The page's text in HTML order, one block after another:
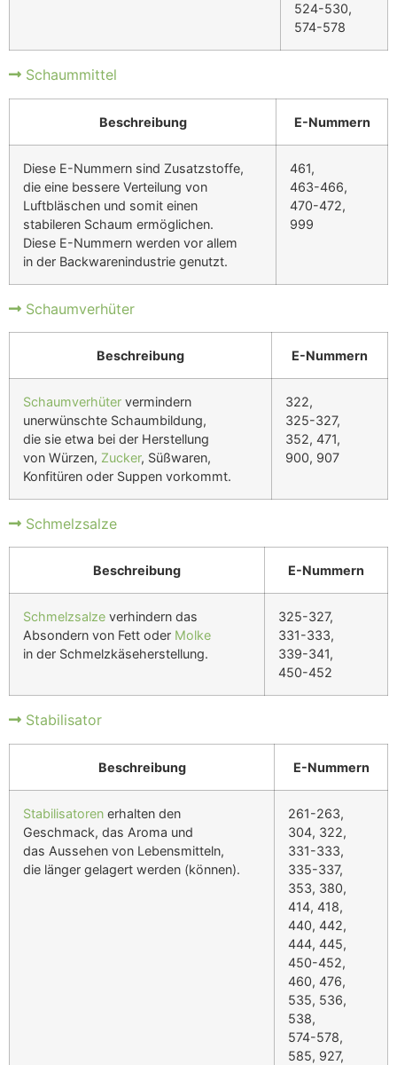
524-530,
574-578
Schaummittel
Beschreibung E-Nummern
Diese E-Nummern sind Zusatzstoffe,
die eine bessere Verteilung von
Luftbläschen und somit einen
stabileren Schaum ermöglichen.
Diese E-Nummern werden vor allem
in der Backwarenindustrie genutzt.
461,
463-466,
470-472,
999
Schaumverhüter
Beschreibung E-Nummern
Schaumverhüter vermindern
unerwünschte Schaumbildung,
die sie etwa bei der Herstellung
von Würzen, Zucker, Süßwaren,
Konfitüren oder Suppen vorkommt.
322,
325-327,
352, 471,
900, 907
Schmelzsalze
Beschreibung E-Nummern
Schmelzsalze verhindern das
Absondern von Fett oder Molke
in der Schmelzkäseherstellung.
325-327,
331-333,
339-341,
450-452
Stabilisator
Beschreibung E-Nummern
Stabilisatoren erhalten den
Geschmack, das Aroma und
das Aussehen von Lebensmitteln,
die länger gelagert werden (können).
261-263,
304, 322,
331-333,
335-337,
353, 380,
414, 418,
440, 442,
444, 445,
450-452,
460, 476,
535, 536,
538,
574-578,
585, 927,